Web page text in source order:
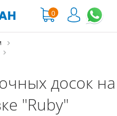
0
досок на
"Ruby"